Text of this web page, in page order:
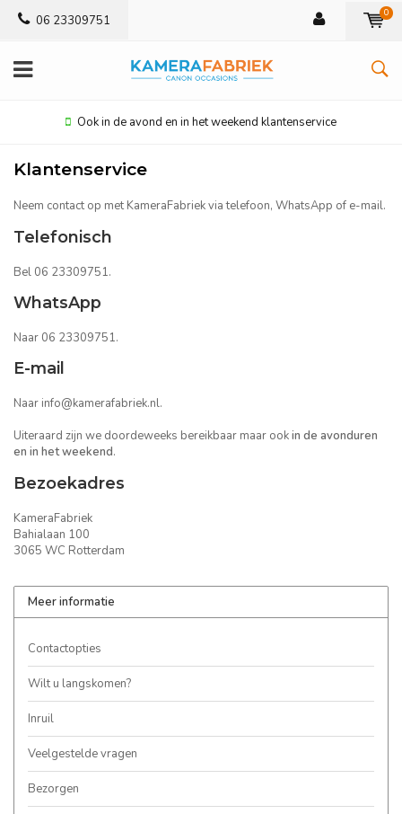
06 23309751 0
Ook in de avond en in het weekend klantenservice
Klantenservice
Neem contact op met KameraFabriek via telefoon, WhatsApp of e-mail.
Telefonisch
Bel 06 23309751.
WhatsApp
Naar 06 23309751.
E-mail
Naar info@kamerafabriek.nl.
Uiteraard zijn we doordeweeks bereikbaar maar ookin de avonduren
en in het weekend.
Bezoekadres
KameraFabriek
Bahialaan 100
3065 WC Rotterdam
Meer informatie
Contactopties
Wilt u langskomen?
Inruil
Veelgestelde vragen
Bezorgen